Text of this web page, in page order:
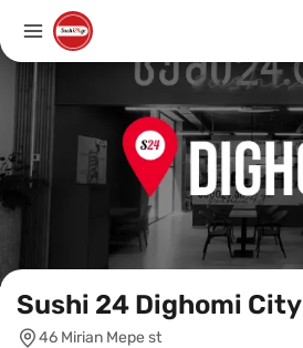
Sushi 24 Dighomi City
46 Mirian Mepe st